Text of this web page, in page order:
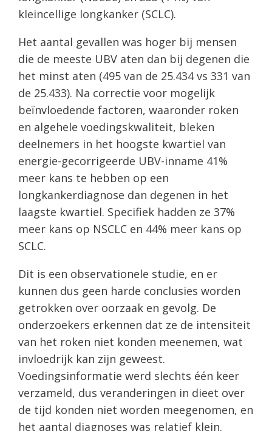
kleincellige longkanker (SCLC).
Het aantal gevallen was hoger bij mensen
die de meeste UBV aten dan bij degenen die
het minst aten (495 van de 25.434 vs 331 van
de 25.433). Na correctie voor mogelijk
beïnvloedende factoren, waaronder roken
en algehele voedingskwaliteit, bleken
deelnemers in het hoogste kwartiel van
energie-gecorrigeerde UBV-inname 41%
meer kans te hebben op een
longkankerdiagnose dan degenen in het
laagste kwartiel. Specifiek hadden ze 37%
meer kans op NSCLC en 44% meer kans op
SCLC.
Dit is een observationele studie, en er
kunnen dus geen harde conclusies worden
getrokken over oorzaak en gevolg. De
onderzoekers erkennen dat ze de intensiteit
van het roken niet konden meenemen, wat
invloedrijk kan zijn geweest.
Voedingsinformatie werd slechts één keer
verzameld, dus veranderingen in dieet over
de tijd konden niet worden meegenomen, en
het aantal diagnoses was relatief klein.